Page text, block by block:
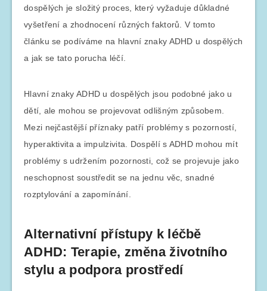
dospělých je složitý proces, který vyžaduje důkladné
vyšetření a zhodnocení různých faktorů. V tomto
článku se podíváme na hlavní znaky ADHD u dospělých
a jak se tato porucha léčí.
Hlavní znaky ADHD u dospělých jsou podobné jako u
dětí, ale mohou se projevovat odlišným způsobem.
Mezi nejčastější příznaky patří problémy s pozorností,
hyperaktivita a impulzivita. Dospělí s ADHD mohou mít
problémy s udržením pozornosti, což se projevuje jako
neschopnost soustředit se na jednu věc, snadné
rozptylování a zapomínání.
Alternativní přístupy k léčbě
ADHD: Terapie, změna životního
stylu a podpora prostředí